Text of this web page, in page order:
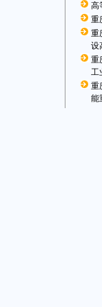
高
重
重
设
重
工
重
能